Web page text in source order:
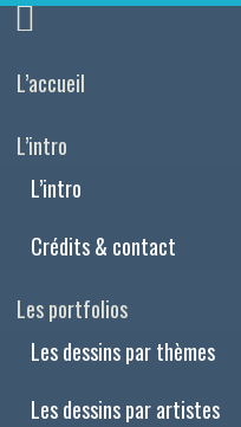
L’accueil
L’intro
L’intro
Crédits & contact
Les portfolios
Les dessins par thèmes
Les dessins par artistes